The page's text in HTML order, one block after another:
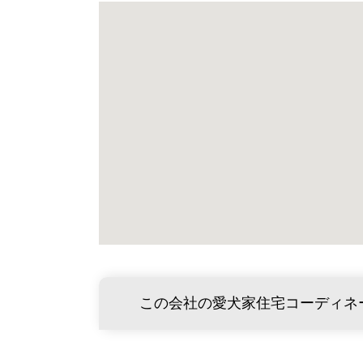
この会社の愛犬家住宅コーディネ